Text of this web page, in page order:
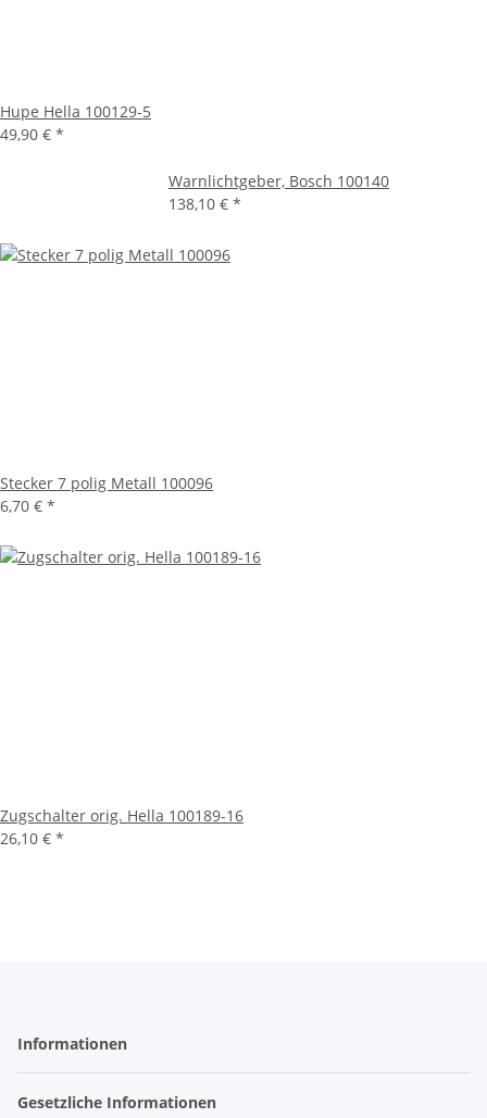
Hupe Hella 100129-5
49,90 € *
Warnlichtgeber, Bosch 100140
138,10 € *
Stecker 7 polig Metall 100096
6,70 € *
Zugschalter orig. Hella 100189-16
26,10 € *
Informationen
Gesetzliche Informationen